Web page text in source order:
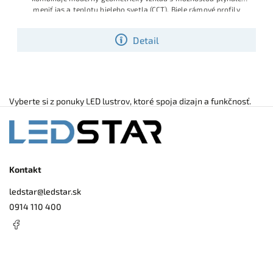
Detail
meniť jas a teplotu bieleho svetla (CCT). Biele rámové profily
kancelárskych priestorov, pričom všetky funkcie sa ovládajú
Vyberte si z ponuky LED lustrov, ktoré spoja dizajn a funkčnosť.
Kontakt
ledstar@ledstar.sk
0914 110 400